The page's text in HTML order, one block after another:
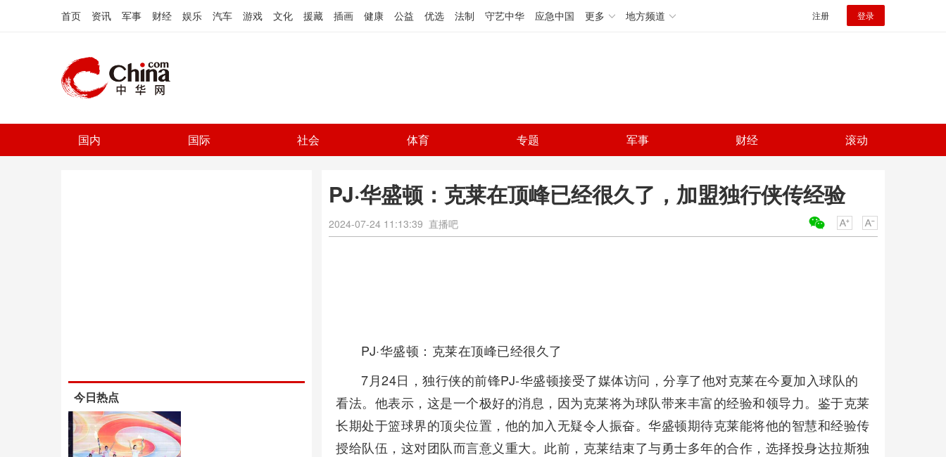
首页 资讯 军事 财经 娱乐 汽车 游戏 文化 援藏 插画 健康 公益 优选 法制 守艺中华 应急中国 更多 地方频道 注册 登录
国内 国际 社会 体育 专题 军事 财经 滚动
PJ·华盛顿：克莱在顶峰已经很久了，加盟独行侠传经验
2024-07-24 11:13:39 直播吧
PJ·华盛顿：克莱在顶峰已经很久了
7月24日，独行侠的前锋PJ-华盛顿接受了媒体访问，分享了他对克莱在今夏加入球队的
看法。他表示，这是一个极好的消息，因为克莱将为球队带来丰富的经验和领导力。鉴于克莱
长期处于篮球界的顶尖位置，他的加入无疑令人振奋。华盛顿期待克莱能将他的智慧和经验传
授给队伍，这对团队而言意义重大。此前，克莱结束了与勇士多年的合作，选择投身达拉斯独
今日热点